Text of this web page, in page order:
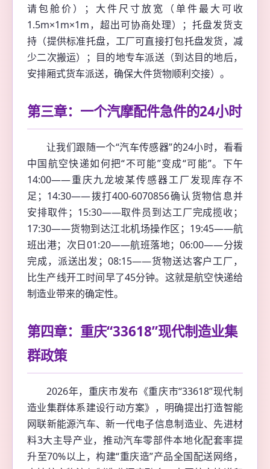
请包舱价）；大件尺寸放宽（单件最大可收
1.5m×1m×1m，超出可协商处理）；托盘发货支
持（提供标准托盘，工厂可直接打包托盘发货，减
少二次搬运）；目的地专车派送（到达目的地后，
安排厢式货车派送，确保大件货物顺利交接）。
第三章：一个汽摩配件急件的24小时
让我们跟随一个“汽车传感器”的24小时，看看
中国航空快递如何把“不可能”变成“可能”。下午
14:00——重庆九龙坡某传感器工厂发现库存不
足；14:30——拨打400-6070856确认货物信息并
安排取件；15:30——取件员到达工厂完成揽收；
17:30——货物到达江北机场操作区；19:45——航
班出港；次日01:20——航班落地；06:00——分拨
完成，派送出发；08:15——货物送达客户工厂，
比生产线开工时间早了45分钟。这就是航空快递给
制造业带来的确定性。
第四章：重庆“33618”现代制造业集
群政策
2026年，重庆市发布《重庆市“33618”现代制
造业集群体系建设行动方案》，明确提出打造智能
网联新能源汽车、新一代电子信息制造业、先进材
料3大主导产业，推动汽车零部件本地化配套率提
升至70%以上，构建“重庆造”产品全国配送网络，